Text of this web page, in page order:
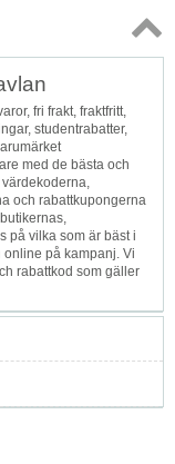
Topp
fri frakt, fraktfritt,
studentrabatter,
med de bästa och
och rabattkupongerna
på vilka som är bäst i
på kampanj. Vi
rabattkod som gäller